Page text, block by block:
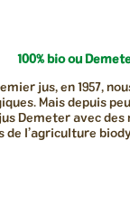
100% bio ou
jus, en 1957,
Mais depuis
Demeter avec
de l’agriculture